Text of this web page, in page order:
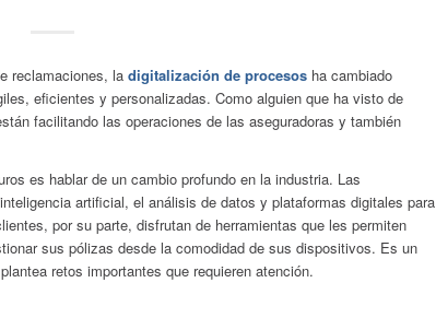
reclamaciones, la digitalización de procesos ha cambiado
eficientes y personalizadas. Como alguien que ha visto de
facilitando las operaciones de las aseguradoras y también
es hablar de un cambio profundo en la industria. Las
artificial, el análisis de datos y plataformas digitales para
por su parte, disfrutan de herramientas que les permiten
sus pólizas desde la comodidad de sus dispositivos. Es un
retos importantes que requieren atención.